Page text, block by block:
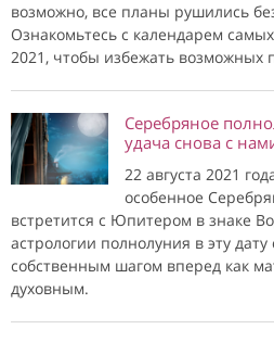
возможно, все планы рушились
Ознакомьтесь с календарем
2021, чтобы избежать возможных
Серебряное
удача снова с
22 августа 2021
особенное
встретится с Юпитером в знаке
астрологии полнолуния в эту
собственным шагом вперед как
духовным.